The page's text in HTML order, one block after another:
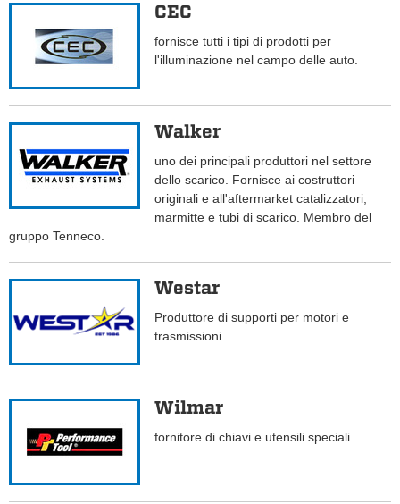
CEC
fornisce tutti i tipi di prodotti per
l'illuminazione nel campo delle auto.
Walker
uno dei principali produttori nel settore
dello scarico. Fornisce ai costruttori
originali e all'aftermarket catalizzatori,
marmitte e tubi di scarico. Membro del
gruppo Tenneco.
Westar
Produttore di supporti per motori e
trasmissioni.
Wilmar
fornitore di chiavi e utensili speciali.